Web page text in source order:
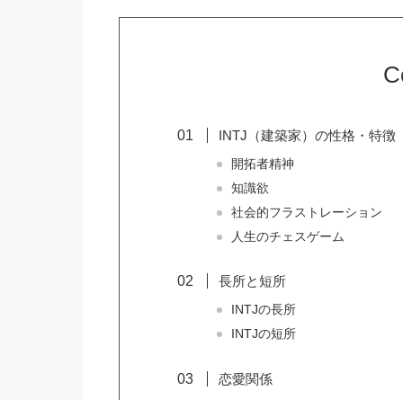
INTJ（建築家）の性格・特徴
開拓者精神
知識欲
社会的フラストレーション
人生のチェスゲーム
長所と短所
INTJの長所
INTJの短所
恋愛関係